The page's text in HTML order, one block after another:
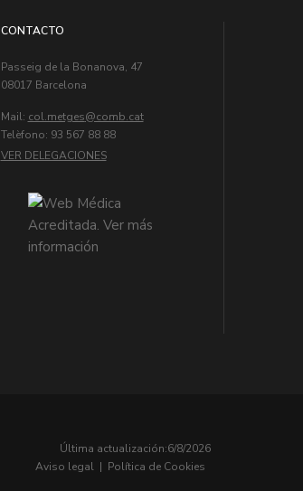
CONTACTO
Passeig de la Bonanova, 47
08017 Barcelona
Mail: col.metges
Telèfono: 93 567 88 88
VER DELEGACIONES
Última actualización:6/8/2026
Aviso legal | Política de Cookies